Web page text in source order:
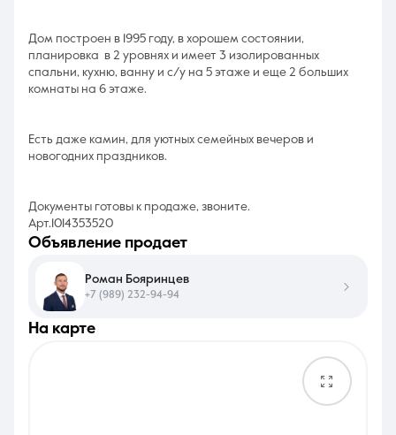
Дом построен в 1995 году, в хорошем состоянии,
планировка в 2 уровнях и имеет 3 изолированных
спальни, кухню, ванну и с/у на 5 этаже и еще 2 больших
комнаты на 6 этаже.
Есть даже камин, для уютных семейных вечеров и
новогодних праздников.
Документы готовы к продаже, звоните.
Арт.1014353520
на карте
объявление продает
Роман Бояринцев
+7 (989) 232-94-94